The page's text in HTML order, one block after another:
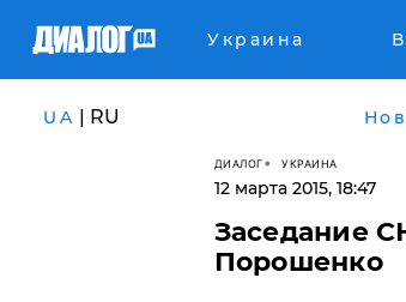
Украина
UA | RU
ДИАЛОГ УКРАИНА
12 марта 2015, 18:47
Заседание
Порошенко